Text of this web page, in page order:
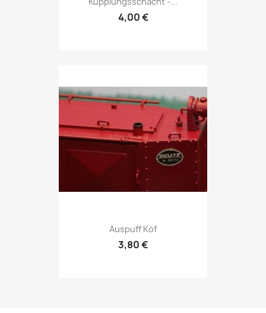
4,00 €
Auspuff Köf
3,80 €